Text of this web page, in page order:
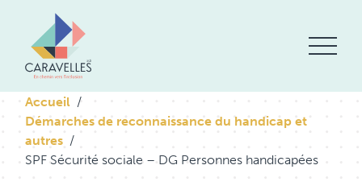
Accueil
Démarches de reconnaissance du handicap et
autres
SPF Sécurité sociale – DG Personnes handicapées